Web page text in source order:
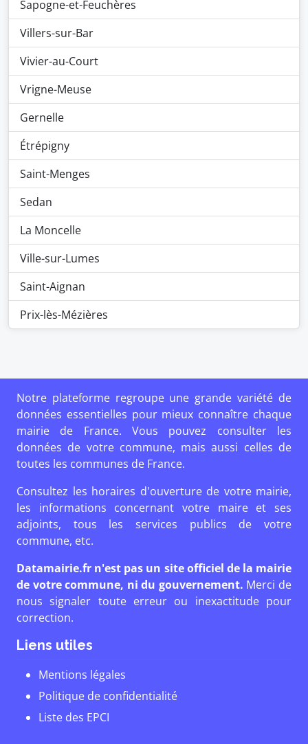
Sapogne-et-Feuchères
Villers-sur-Bar
Vivier-au-Court
Vrigne-Meuse
Gernelle
Étrépigny
Saint-Menges
Sedan
La Moncelle
Ville-sur-Lumes
Saint-Aignan
Prix-lès-Mézières
Notre plateforme regroupe une grande variété de
données essentielles pour mieux connaître chaque
mairie de France. Vous pouvez consulter les
données de votre commune, mais aussi celles de
toutes les communes de France.
Consultez les horaires d'ouverture de votre mairie,
les informations concernant votre maire et ses
adjoints, tous les services publics de votre
commune, etc.
Datamairie.fr n'est pas un site officiel de la mairie
de votre commune, ni du gouvernement. Merci de
nous signaler toute erreur ou inexactitude pour
correction.
Liens utiles
Mentions légales
Politique de confidentialité
Liste des EPCI